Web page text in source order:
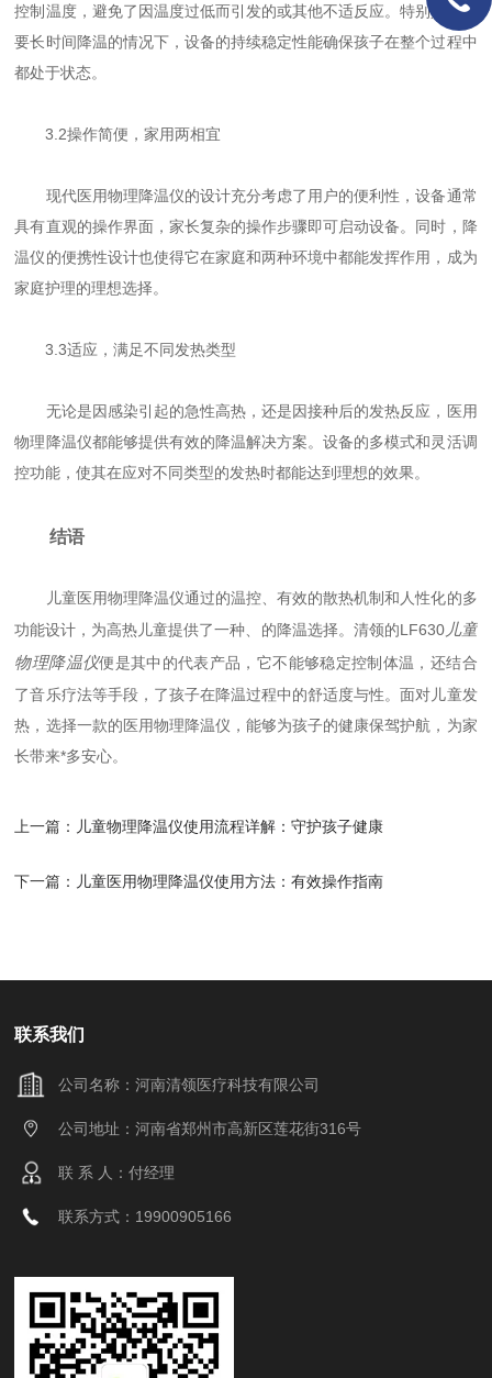
控制温度，避免了因温度过低而引发的或其他不适反应。特别是在需
要长时间降温的情况下，设备的持续稳定性能确保孩子在整个过程中
都处于状态。
3.2操作简便，家用两相宜
现代医用物理降温仪的设计充分考虑了用户的便利性，设备通常
具有直观的操作界面，家长复杂的操作步骤即可启动设备。同时，降
温仪的便携性设计也使得它在家庭和两种环境中都能发挥作用，成为
家庭护理的理想选择。
3.3适应，满足不同发热类型
无论是因感染引起的急性高热，还是因接种后的发热反应，医用
物理降温仪都能够提供有效的降温解决方案。设备的多模式和灵活调
控功能，使其在应对不同类型的发热时都能达到理想的效果。
结语
儿童医用物理降温仪通过的温控、有效的散热机制和人性化的多
功能设计，为高热儿童提供了一种、的降温选择。清领的LF630儿童
物理降温仪便是其中的代表产品，它不能够稳定控制体温，还结合
了音乐疗法等手段，了孩子在降温过程中的舒适度与性。面对儿童发
热，选择一款的医用物理降温仪，能够为孩子的健康保驾护航，为家
长带来*多安心。
上一篇： 儿童物理降温仪使用流程详解：守护孩子健康
下一篇： 儿童医用物理降温仪使用方法：有效操作指南
联系我们
公司名称：河南清领医疗科技有限公司
公司地址：河南省郑州市高新区莲花街316号
联 系 人：付经理
联系方式：19900905166